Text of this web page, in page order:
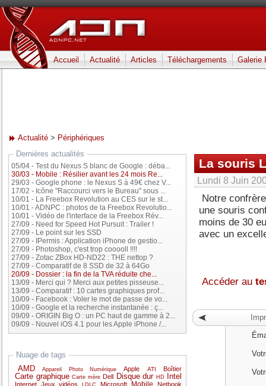
Accueil Actualité Articles Téléchargements Galerie
Actualité > Périphériques
La souris
Lundi 8 Juin
Notre
une souris
moins de 30
avec un
Accéder au
Dernières actualités
05/04 - Test du Nexus S blanc de Google : déba...
30/03 - Mobile : Résilier avant les 24 mois Re...
29/03 - Google phone : le Nexus S à 49€ chez V...
17/02 - Icône "Raccourci vers le Bureau" sous ...
10/01 - La Freebox Revolution au CES sur le st...
10/01 -ADNPC : photos de la Freebox Revolutio...
10/01 - Vidéo de l'interface de la Freebox Rév...
27/09 - Need for Speed Hot Pursuit : Trailer !
27/09 - Le point sur les SSD
27/09 - IPermis : Application iPhone de gestio...
27/09 - Photoshop, c'est trop cooooll !!!!
27/09 - Zotac ZBox HD-ND22 : THE nettop ?
27/09 - Comparatif de 8 SSD de 32 à 64Go
20/09 - Dossier : la fin de la TVA réduite che...
13/09 - Merci qui ? Merci aux petites pisseuse...
13/09 - Comparatif : 10 cartes graphiques prof...
10/09 - Facebook : Voler le mot de passe de vo...
10/09 - Google et la recherche instantanée : ç...
09/09 - ORIGIN Big O : un PC haut de gamme à 2...
09/09 - Nouvel iOS 4.1 pour les Apple iPhone /...
Nuage de tags
AMD Appareil Photo Numérique Apple ATI Boîtier
Carte graphique Carte mère Dell Disque dur HD Intel
Internet Jeux vidéos LDLC Microsoft Mobile Netbook